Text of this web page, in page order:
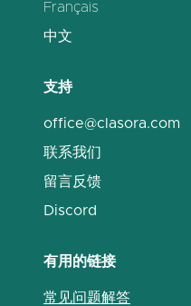
Français
中文
支持
office@clasora.com
联系我们
留言反馈
Discord
有用的链接
常见问题解答